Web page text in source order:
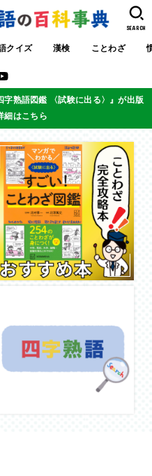
クイズ 漢検 ことわざ
SEARCH
熟語図鑑 〈試験に出る〉』が出版
細はこちら